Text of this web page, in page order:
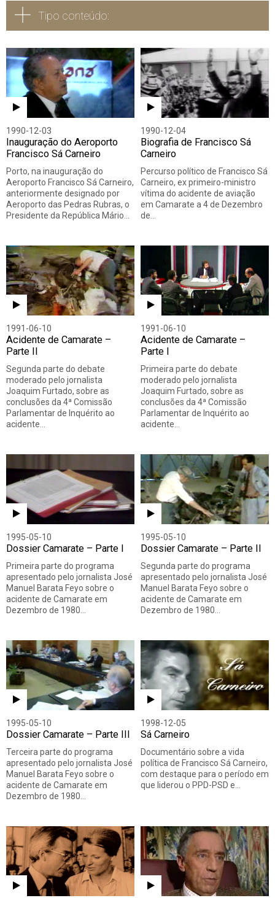
Tipo conteúdo:
Todos Vídeo Áudio
1990-12-03
Inauguração do Aeroporto
Francisco Sá Carneiro
Porto, na inauguração do
Aeroporto Francisco Sá Carneiro,
anteriormente designado por
Aeroporto das Pedras Rubras, o
Presidente da República Mário…
1990-12-04
Biografia de Francisco Sá
Carneiro
Percurso político de Francisco Sá
Carneiro, ex primeiro-ministro
vítima do acidente de aviação
em Camarate a 4 de Dezembro
de…
1991-06-10
Acidente de Camarate –
Parte II
Segunda parte do debate
moderado pelo jornalista
Joaquim Furtado, sobre as
conclusões da 4ª Comissão
Parlamentar de Inquérito ao
acidente…
1991-06-10
Acidente de Camarate –
Parte I
Primeira parte do debate
moderado pelo jornalista
Joaquim Furtado, sobre as
conclusões da 4ª Comissão
Parlamentar de Inquérito ao
acidente…
1995-05-10
Dossier Camarate – Parte I
Primeira parte do programa
apresentado pelo jornalista José
Manuel Barata Feyo sobre o
acidente de Camarate em
Dezembro de 1980…
1995-05-10
Dossier Camarate – Parte II
Segunda parte do programa
apresentado pelo jornalista José
Manuel Barata Feyo sobre o
acidente de Camarate em
Dezembro de 1980…
1995-05-10
Dossier Camarate – Parte III
Terceira parte do programa
apresentado pelo jornalista José
Manuel Barata Feyo sobre o
acidente de Camarate em
Dezembro de 1980…
1998-12-05
Sá Carneiro
Documentário sobre a vida
política de Francisco Sá Carneiro,
com destaque para o período em
que liderou o PPD-PSD e…